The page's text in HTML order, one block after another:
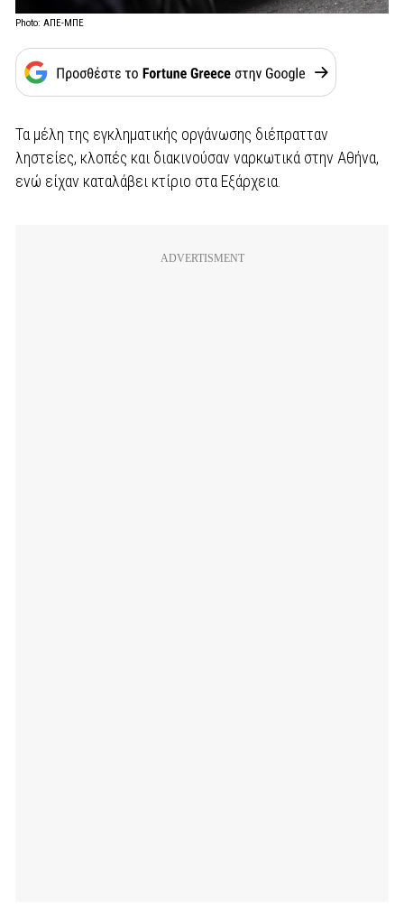
Photo: ΑΠΕ-ΜΠΕ
Τα μέλη της εγκληματικής οργάνωσης διέπρατταν
ληστείες, κλοπές και διακινούσαν ναρκωτικά στην Αθήνα,
ενώ είχαν καταλάβει κτίριο στα Εξάρχεια.